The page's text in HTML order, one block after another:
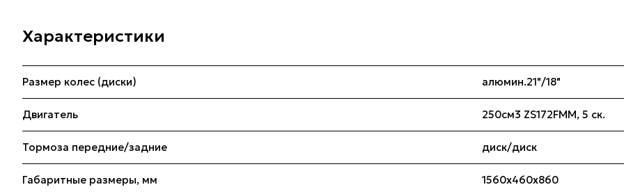
Характеристики
Размер колес (диски) алюмин.21"/18"
Двигатель 250см3 ZS172FMM, 5 ск.
Тормоза передние/задние диск/диск
Габаритные размеры, мм 1560x460x860